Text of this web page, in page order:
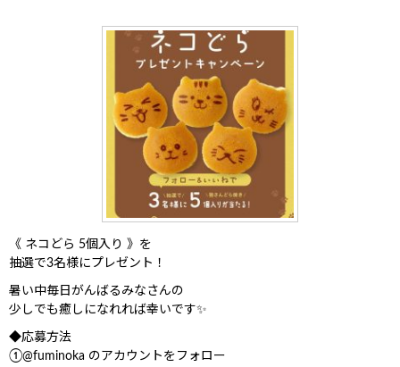
《 ネコどら 5個入り 》を
抽選で3名様にプレゼント！
暑い中毎日がんばるみなさんの
少しでも癒しになれれば幸いです✨
◆応募方法
①@fuminoka のアカウントをフォロー